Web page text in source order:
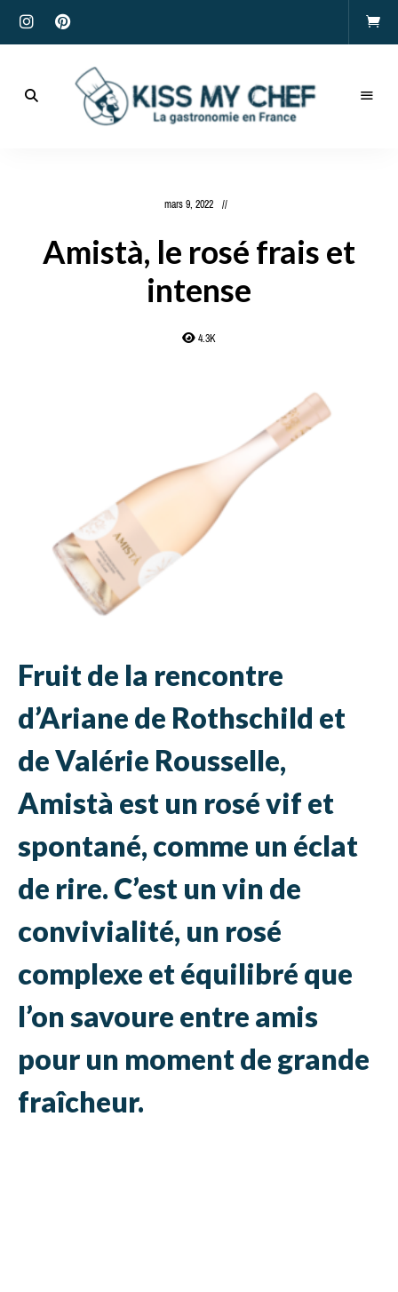
mars 9, 2022
Amistà, le rosé frais et
intense
4.3K
Fruit de la rencontre
d’Ariane de Rothschild et
de Valérie Rousselle,
Amistà est un rosé vif et
spontané, comme un éclat
de rire. C’est un vin de
convivialité, un rosé
complexe et équilibré que
l’on savoure entre amis
pour un moment de grande
fraîcheur.